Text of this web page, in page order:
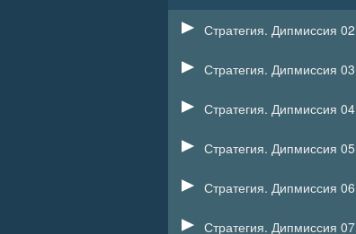
Стратегия. Дипмиссия 02
Стратегия. Дипмиссия 03
Стратегия. Дипмиссия 04
Стратегия. Дипмиссия 05
Стратегия. Дипмиссия 06
Стратегия. Дипмиссия 07